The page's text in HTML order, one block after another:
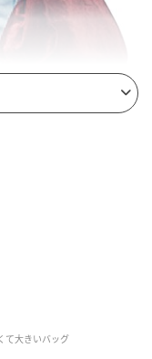
変えやすい柔軟
て大きいバッグ